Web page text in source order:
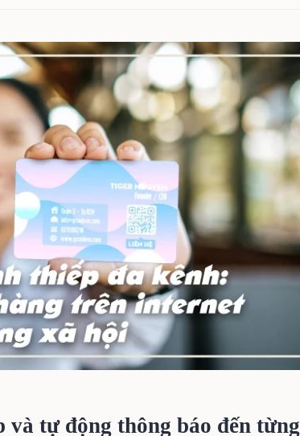
tự động thông báo đến từng